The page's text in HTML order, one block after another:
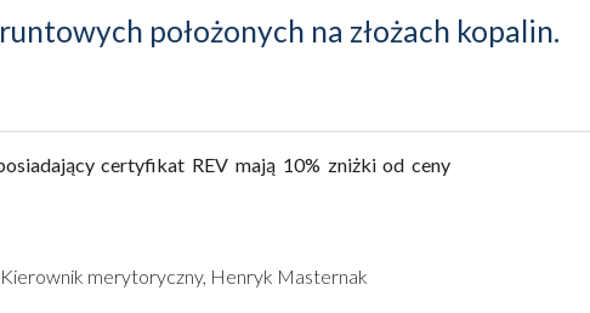
położonych na złożach kopalin.
certyfikat REV mają 10% zniżki od ceny
Kierownik merytoryczny, Henryk Masternak